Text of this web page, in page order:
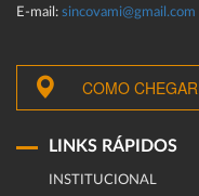
E-mail: sincovami@gmail.com
COMO CHEGAR
LINKS RÁPIDOS
INSTITUCIONAL